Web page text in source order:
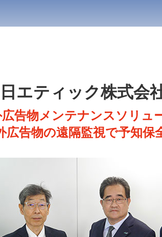
エティック株式会
告物メンテナンスソリュ
広告物の遠隔監視で予知保